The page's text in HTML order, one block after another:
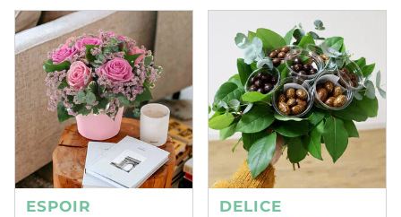
ESPOIR
DELICE